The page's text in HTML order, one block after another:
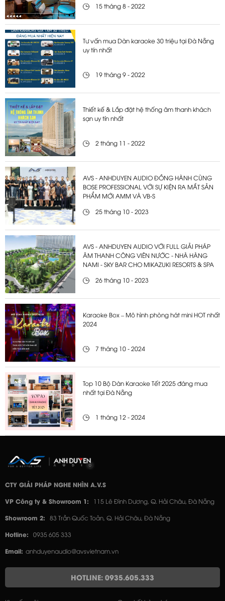
15 tháng 8 - 2022
Tư vấn mua Dàn karaoke 30 triệu tại Đà Nẵng
uy tín nhất
19 tháng 9 - 2022
Thiết kế & Lắp đặt hệ thống âm thanh khách
sạn uy tín nhất
2 tháng 11 - 2022
AVS - ANHDUYEN AUDIO ĐỒNG HÀNH CÙNG
BOSE PROFESSIONAL VỚI SỰ KIỆN RA MẮT SẢN
PHẨM MỚI AMM VÀ VB-S
25 tháng 10 - 2023
AVS - ANHDUYEN AUDIO VỚI FULL GIẢI PHÁP
ÂM THANH CÔNG VIÊN NƯỚC - NHÀ HÀNG
NAMI - SKY BAR CHO MIKAZUKI RESORTS & SPA
26 tháng 10 - 2023
Karaoke Box – Mô hình phòng hát mini HOT nhất
2024
7 tháng 10 - 2024
Top 10 Bộ Dàn Karaoke Tết 2025 đáng mua
nhất tại Đà Nẵng
1 tháng 12 - 2024
CTY GIẢI PHÁP NGHE NHÌN A.V.S
VP Công ty & Showroom 1: 115 Lê Đình Dương, Q. Hải Châu, Đà Nẵng
Showroom 2: 83 Trần Quốc Toản, Q. Hải Châu, Đà Nẵng
Hotline: 0935 605 333
Email: anhduyenaudio@avsvietnam.vn
HOTLINE: 0935.605.333